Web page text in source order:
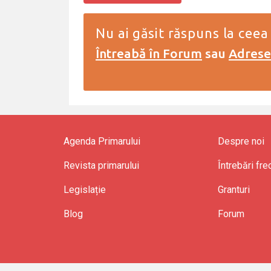
Nu ai găsit răspuns la ceea
Întreabă în Forum sau
Agenda Primarului Despre noi
Revista primarului Întrebări
Legislație Granturi
Blog Forum